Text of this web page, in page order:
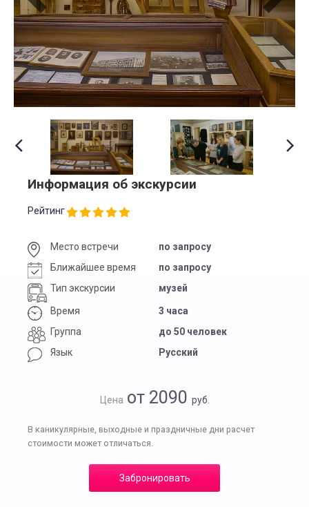
Информация об экскурсии
Рейтинг
Место встречи
по запросу
Ближайшее время
по запросу
Тип экскурсии
музей
Время
3 часа
Группа
до 50 человек
Язык
Русский
Цена от 2090 руб.
В каникулярные, выходные и праздничные дни расчет
стоимости может отличаться.
Забронировать